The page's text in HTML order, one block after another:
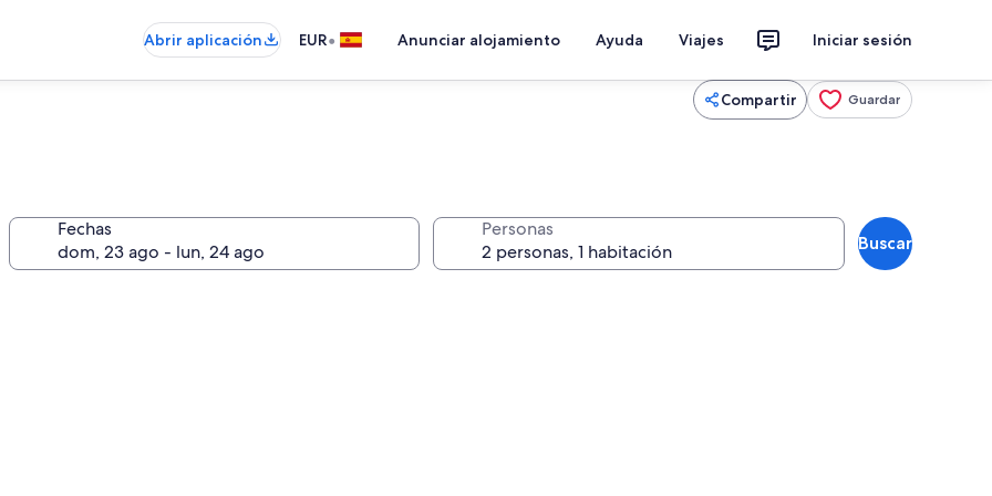
Abrir aplicación EUR• Anunciar alojamiento Ayuda Viajes Iniciar sesión
Compartir Guardar
Fechas Personas
Buscar